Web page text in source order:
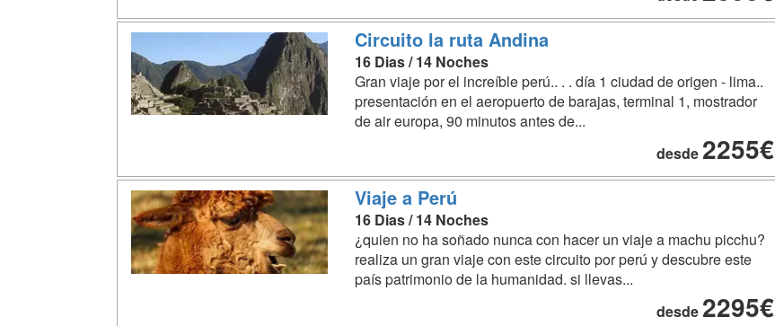
Circuito la ruta Andina
16 Dias / 14 Noches
Gran viaje por el increíble perú.. . . día 1 ciudad de origen - lima..
presentación en el aeropuerto de barajas, terminal 1, mostrador
de air europa, 90 minutos antes de...
desde 2255€
Viaje a Perú
16 Dias / 14 Noches
¿quien no ha soñado nunca con hacer un viaje a machu picchu?
realiza un gran viaje con este circuito por perú y descubre este
país patrimonio de la humanidad. si llevas...
desde 2295€